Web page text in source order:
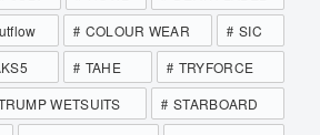
COLOUR WEAR
SIC
TAHE
TRYFORCE
WETSUITS
STARBOARD